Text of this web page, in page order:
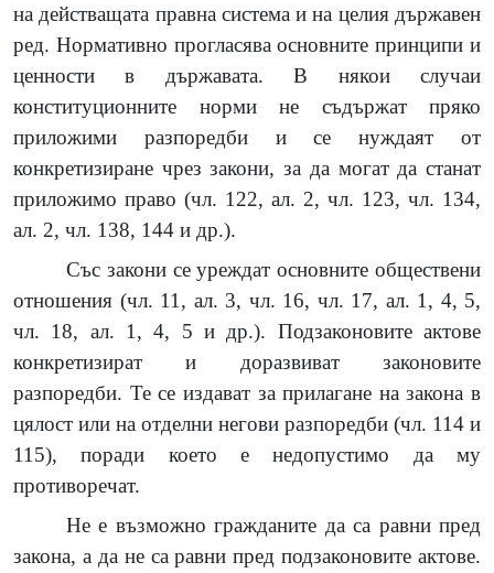
на действащата правна система и на целия държавен
ред. Нормативно прогласява основните принципи и
ценности в държавата. В някои случаи
конституционните норми не съдържат пряко
приложими разпоредби и се нуждаят от
конкретизиране чрез закони, за да могат да станат
приложимо право (чл. 122, ал. 2, чл. 123, чл. 134,
ал. 2, чл. 138, 144 и др.).
Със закони се уреждат основните обществени
отношения (чл. 11, ал. 3, чл. 16, чл. 17, ал. 1, 4, 5,
чл. 18, ал. 1, 4, 5 и др.). Подзаконовите актове
конкретизират и доразвиват законовите
разпоредби. Те се издават за прилагане на закона в
цялост или на отделни негови разпоредби (чл. 114 и
115), поради което е недопустимо да му
противоречат.
Не е възможно гражданите да са равни пред
закона, а да не са равни пред подзаконовите актове.